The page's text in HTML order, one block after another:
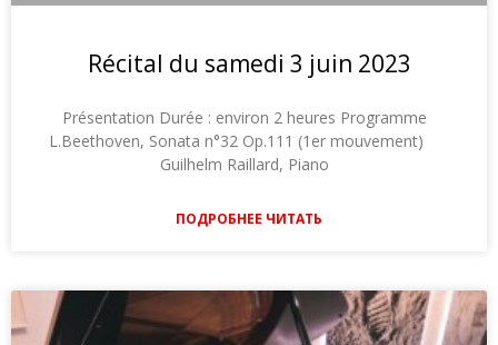
Récital du samedi 3 juin 2023
Présentation Durée : environ 2 heures Programme
L.Beethoven, Sonata n°32 Op.111 (1er mouvement)
Guilhelm Raillard, Piano
ПОДРОБНЕЕ ЧИТАТЬ